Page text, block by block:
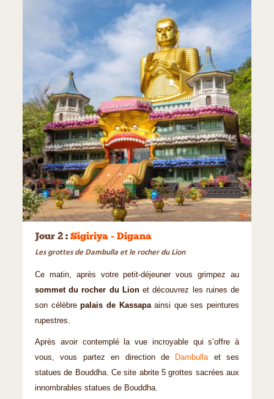
©
Jour 2 : Sigiriya - Digana
Les grottes de Dambulla et le rocher du Lion
Ce matin, après votre petit-déjeuner vous grimpez au
sommet du rocher du Lionet découvrez les ruines de
son célèbrepalais de Kassapaainsi que ses peintures
rupestres.
Après avoir contemplé la vue incroyable qui s’offre à
vous, vous partez en direction de
Dambullaet ses
statues de Bouddha. Ce site abrite 5 grottes sacrées aux
innombrables statues de Bouddha.